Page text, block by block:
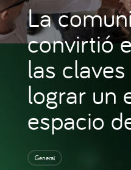
La
convirtió
las
lograr un
espacio
General